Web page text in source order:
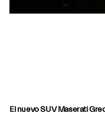
El nuevo SUV Maserati